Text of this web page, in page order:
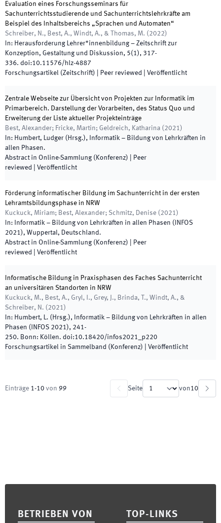
Evaluation eines Forschungsseminars für
Sachunterrichtsstudierende und Sachunterrichtslehrkräfte am
Beispiel des Inhaltsbereichs „Sprachen und Automaten“
Schreiber, N., Best, A., Windt, A., & Thomas, M. ( 2022)
In: Herausforderung Lehrer*innenbildung – Zeitschrift zur
Konzeption, Gestaltung und Diskussion, 5(1), 317-
336. doi:10.11576/hlz-4887
Forschungsartikel (Zeitschrift) | Peer reviewed Veröffentlicht
Zentrale Webseite zur Übersicht von Projekten zur Informatik im
Primarbereich. Darstellung der Vorarbeiten, des Status Quo und
Erweiterung der Liste aktueller Projekteinträge
Best, Alexander; Fricke, Martin; Geldreich, Katharina ( 2021)
In: Humbert, Ludger ( Hrsg.),
Informatik – Bildung von Lehrkräften in
allen Phasen.
Abstract in Online-Sammlung (Konferenz) | Peer
reviewed
Veröffentlicht
Förderung informatischer Bildung im Sachunterricht in der ersten
Lehramtsbildungsphase in NRW
Kuckuck, Miriam; Best, Alexander; Schmitz, Denise ( 2021)
In:
Informatik – Bildung von Lehrkräften in allen Phasen (INFOS
2021), Wuppertal, Deutschland.
Abstract in Online-Sammlung (Konferenz) | Peer
reviewed
Veröffentlicht
Informatische Bildung in Praxisphasen des Faches Sachunterricht
an universitären Standorten in NRW
Kuckuck, M., Best, A., Gryl, I., Grey, J., Brinda, T., Windt, A., &
Schreiber, N. ( 2021)
In: Humbert, L. ( Hrsg.),
Informatik – Bildung von Lehrkräften in allen
Phasen (INFOS 2021), 241-
250. Bonn: Köllen. doi:10.18420/infos2021_p220
Forschungsartikel in Sammelband (Konferenz)
Veröffentlicht
Einträge 1-10 von 99 Seite von10
BETRIEBEN VON TOP-LINKS